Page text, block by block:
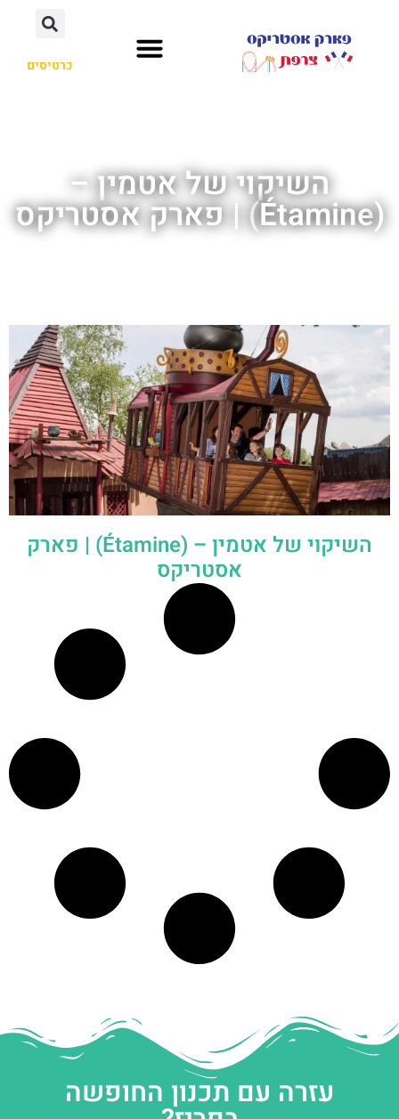
כרטיסים
השיקוי של אטמין –
(Étamine) | פארק אסטריקס
השיקוי של אטמין – (Étamine) | פארק
אסטריקס
עזרה עם תכנון החופשה